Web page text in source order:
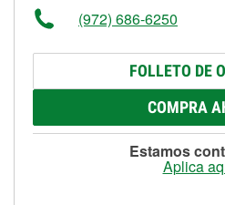
(972) 686-6250
FOLLETO DE
COMPRA
Estamos
Aplica